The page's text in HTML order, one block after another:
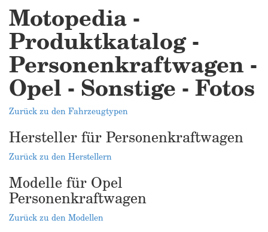
Motopedia -
Produktkatalog -
Personenkraftwagen -
Opel - Sonstige - Fotos
Zurück zu den Fahrzeugtypen
Hersteller für Personenkraftwagen
Zurück zu den Herstellern
Modelle für Opel
Personenkraftwagen
Zurück zu den Modellen